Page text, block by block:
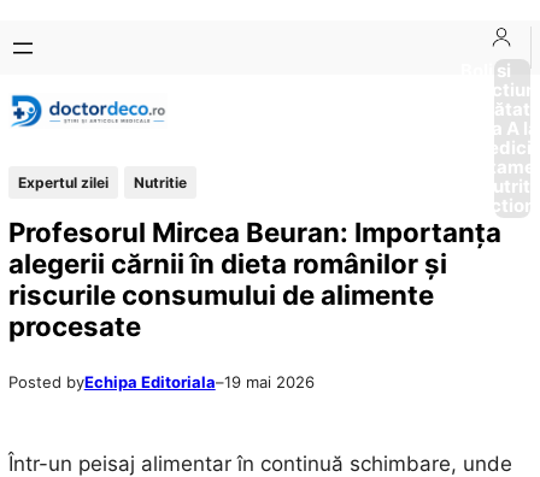
conținut
content
Boli si
Afectiuni
Sănătate
de la A
Expertul zilei Nutritie
Profesorul Mircea Beuran: Importanța
alegerii cărnii în dieta românilor și
riscurile consumului de alimente
procesate
Posted byEchipa Editoriala–19 mai 2026
Într-un peisaj alimentar în continuă schimbare, unde